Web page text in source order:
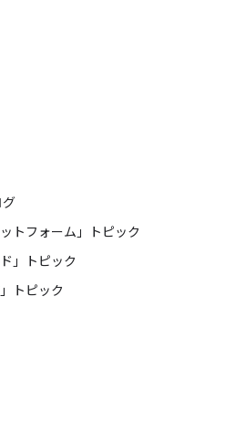
グ
トフォーム」トピック
」トピック
トピック